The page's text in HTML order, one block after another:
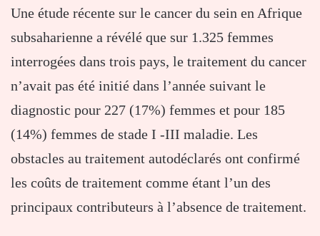
Une étude récente sur le cancer du sein en Afrique
subsaharienne a révélé que sur 1.325 femmes
interrogées dans trois pays, le traitement du cancer
n’avait pas été initié dans l’année suivant le
diagnostic pour 227 (17%) femmes et pour 185
(14%) femmes de stade I -III maladie. Les
obstacles au traitement autodéclarés ont confirmé
les coûts de traitement comme étant l’un des
principaux contributeurs à l’absence de traitement.